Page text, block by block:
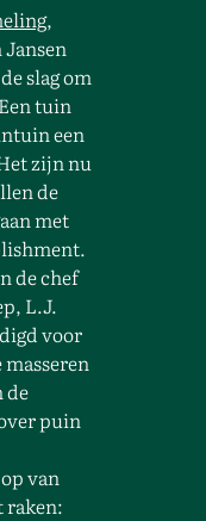
,
slag om
tuin
een
zijn nu
de
met
de chef
L.J.
voor
masseren
de
puin
van
raken: